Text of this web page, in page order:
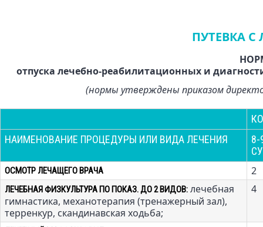
ПУТЕВКА С
отпуска лечебно-реабилитационных и
(нормы утверждены приказом
НАИМЕНОВАНИЕ ПРОЦЕДУРЫ ИЛИ ВИДА ЛЕЧЕНИЯ
8-
ОСМОТР ЛЕЧАЩЕГО ВРАЧА 2
ЛЕЧЕБНАЯ ФИЗКУЛЬТУРА ПО ПОКАЗ. ДО 2 ВИДОВ: лечебная
гимнастика, механотерапия (тренажерный зал),
терренкур, скандинавская ходьба;
4